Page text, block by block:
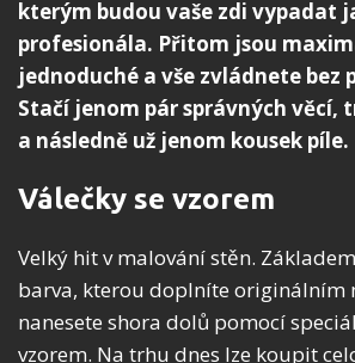
kterým budou vaše zdi vypadat
profesionála. Přitom jsou
jednoduché a vše zvládnete bez
Stačí jenom pár správných věcí,
a následně už jenom kousek píle.
Válečky se vzorem
Velký hit v malování stěn.
barva, kterou doplníte originálním
nanesete shora dolů pomocí
vzorem. Na trhu dnes lze koupit